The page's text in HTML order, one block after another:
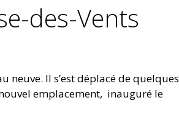
des-Vents
neuve. Il s’est déplacé de quelques
emplacement, inauguré le